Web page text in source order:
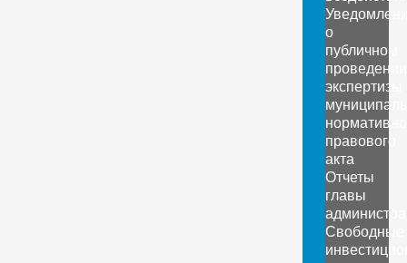
о
публичном
проведении
экспертизы
правового
акта
Отчеты
главы
Свободные